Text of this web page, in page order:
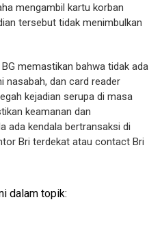
mengambil kartu korban
tersebut tidak menimbulkan
memastikan bahwa tidak ada
nasabah, dan card reader
kejadian serupa di masa
keamanan dan
ada kendala bertransaksi di
Bri terdekat atau contact Bri
dalam topik: